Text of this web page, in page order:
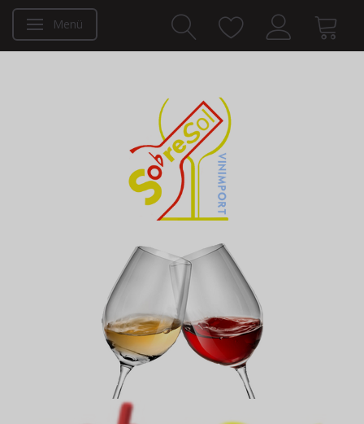
Anzeige ändern
Menü